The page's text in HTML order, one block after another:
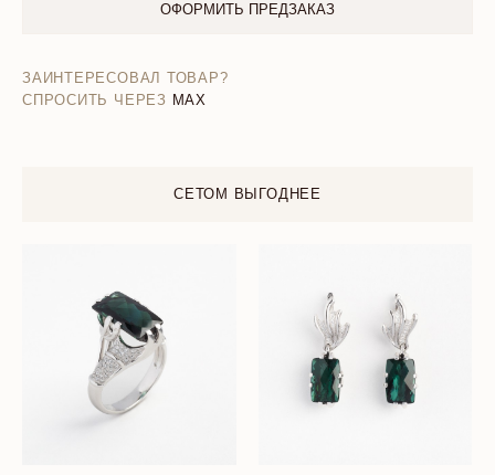
ОФОРМИТЬ ПРЕДЗАКАЗ
ЗАИНТЕРЕСОВАЛ ТОВАР?
СПРОСИТЬ ЧЕРЕЗ MAX
СЕТОМ ВЫГОДНЕЕ